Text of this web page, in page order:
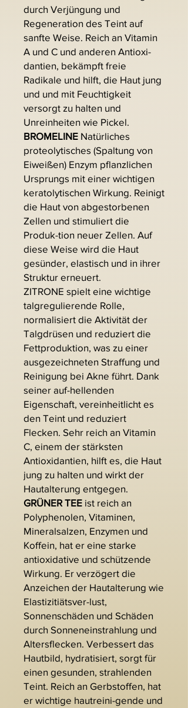
durch Verjüngung und
Regeneration des Teint auf
sanfte Weise. Reich an Vitamin
A und C und anderen Antioxi-
dantien, bekämpft freie
Radikale und hilft, die Haut jung
und und mit Feuchtigkeit
versorgt zu halten und
Unreinheiten wie Pickel.
BROMELINE Natürliches
proteolytisches (Spaltung von
Eiweißen) Enzym pflanzlichen
Ursprungs mit einer wichtigen
keratolytischen Wirkung. Reinigt
die Haut von abgestorbenen
Zellen und stimuliert die
Produk-tion neuer Zellen. Auf
diese Weise wird die Haut
gesünder, elastisch und in ihrer
Struktur erneuert.
ZITRONE spielt eine wichtige
talgregulierende Rolle,
normalisiert die Aktivität der
Talgdrüsen und reduziert die
Fettproduktion, was zu einer
ausgezeichneten Straffung und
Reinigung bei Akne führt. Dank
seiner auf-hellenden
Eigenschaft, vereinheitlicht es
den Teint und reduziert
Flecken. Sehr reich an Vitamin
C, einem der stärksten
Antioxidantien, hilft es, die Haut
jung zu halten und wirkt der
Hautalterung entgegen.
GRÜNER TEE ist reich an
Polyphenolen, Vitaminen,
Mineralsalzen, Enzymen und
Koffein, hat er eine starke
antioxidative und schützende
Wirkung. Er verzögert die
Anzeichen der Hautalterung wie
Elastizitiätsver-lust,
Sonnenschäden und Schäden
durch Sonneneinstrahlung und
Altersflecken. Verbessert das
Hautbild, hydratisiert, sorgt für
einen gesunden, strahlenden
Teint. Reich an Gerbstoffen, hat
er wichtige hautreini-gende und